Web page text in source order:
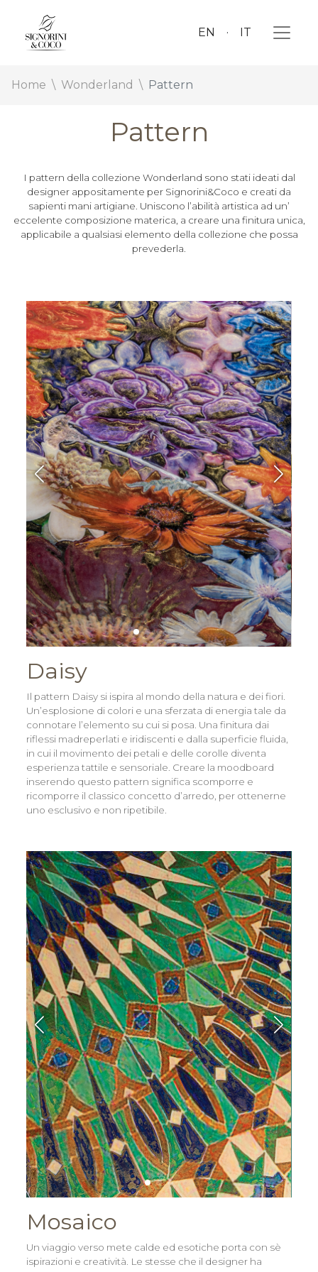
EN IT
Home Wonderland Pattern
Pattern
I pattern della collezione Wonderland sono stati ideati dal
designer appositamente per Signorini&Coco e creati da
sapienti mani artigiane. Uniscono l’abilità artistica ad un’
eccelente composizione materica, a creare una finitura unica,
applicabile a qualsiasi elemento della collezione che possa
prevederla.
Daisy
Il pattern Daisy si ispira al mondo della natura e dei fiori.
Un’esplosione di colori e una sferzata di energia tale da
connotare l’elemento su cui si posa. Una finitura dai
riflessi madreperlati e iridiscenti e dalla superficie fluida,
in cui il movimento dei petali e delle corolle diventa
esperienza tattile e sensoriale. Creare la moodboard
inserendo questo pattern significa scomporre e
ricomporre il classico concetto d’arredo, per ottenerne
uno esclusivo e non ripetibile.
Mosaico
Un viaggio verso mete calde ed esotiche porta con sè
ispirazioni e creatività. Le stesse che il designer ha